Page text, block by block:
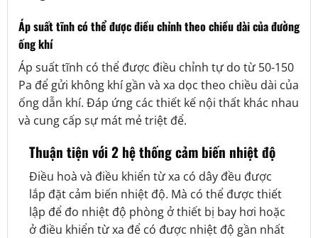
Áp suất tĩnh có thể được điều chỉnh theo chiều dài của đường
ống khí
Áp suất tĩnh có thể được điều chỉnh tự do từ 50-150
Pa để gửi không khí gần và xa dọc theo chiều dài của
ống dẫn khí. Đáp ứng các thiết kế nội thất khác nhau
và cung cấp sự mát mẻ triệt để.
Thuận tiện với 2 hệ thống cảm biến nhiệt độ
Điều hoà và điều khiển từ xa có dây đều được
lắp đặt cảm biến nhiệt độ. Mà có thể được thiết
lập để đo nhiệt độ phòng ở thiết bị bay hơi hoặc
ở điều khiển từ xa để có được nhiệt độ gần nhất